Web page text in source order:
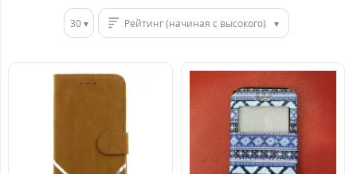
30 Рейтинг (начиная с высокого)